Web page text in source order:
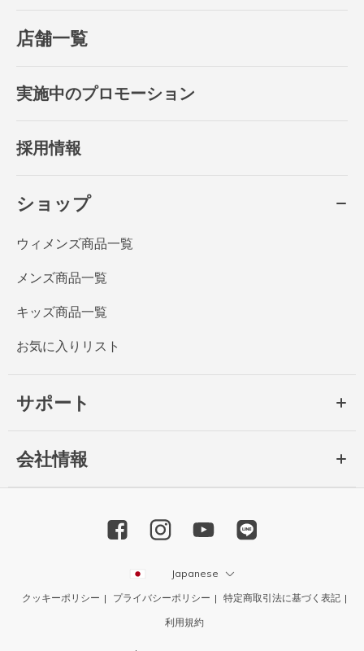
店舗一覧
実施中のプロモーション
採用情報
ショップ
ウィメンズ商品一覧
メンズ商品一覧
キッズ商品一覧
お気に入りリスト
サポート
会社情報
Japanese
クッキーポリシー プライバシーポリシー
特定商取引法に基づく表記
利用規約